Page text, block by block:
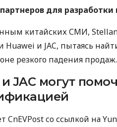
для
китайских СМИ,
и JAC, пытаясь
резкого падения продаж.
JAC могут
CnEVPost со ссылкой на